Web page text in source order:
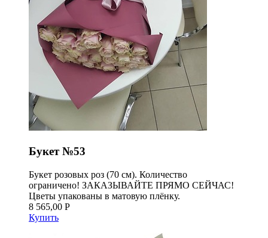
Букет №53
Букет розовых роз (70 см). Количество
ограничено! ЗАКАЗЫВАЙТЕ ПРЯМО СЕЙЧАС!
Цветы упакованы в матовую плёнку.
8 565,00 Р
Купить